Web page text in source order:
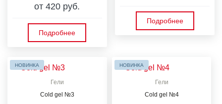
от 420 руб.
Подробнее
Подробнее
НОВИНКА
Гели
Cold gel №3
НОВИНКА
Гели
Cold gel №4